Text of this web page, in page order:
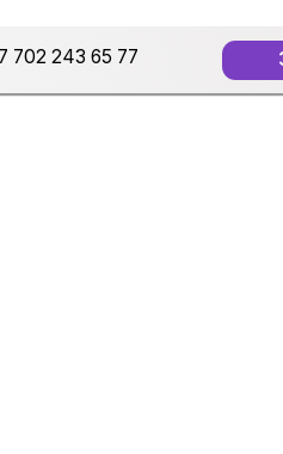
Заказать звонок